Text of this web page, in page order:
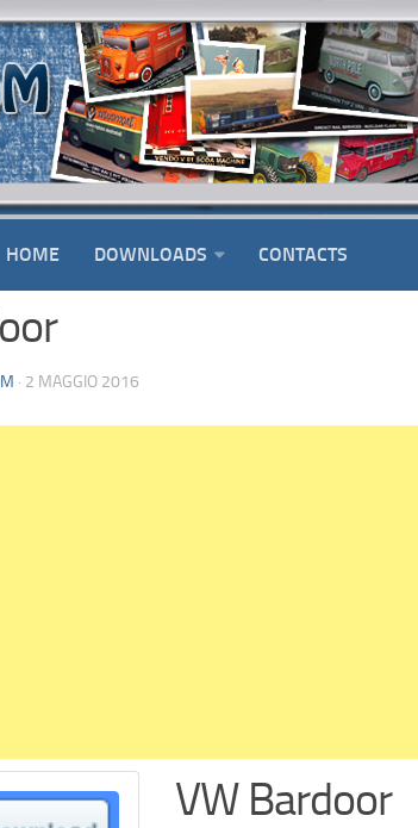
HOME DOWNLOADS CONTACTS
· 2 MAGGIO 2016
VW Bardoor